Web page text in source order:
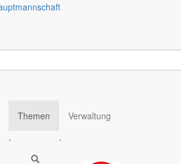
Themen
.
Verwaltung
.